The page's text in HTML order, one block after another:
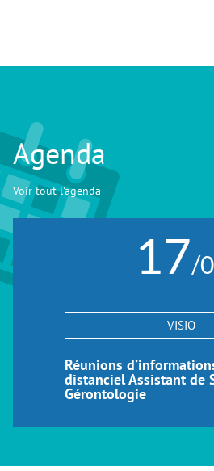
Agenda
Voir tout l'agenda
17/
VISIO
Réunions
distanciel Assistant de
Gérontologie